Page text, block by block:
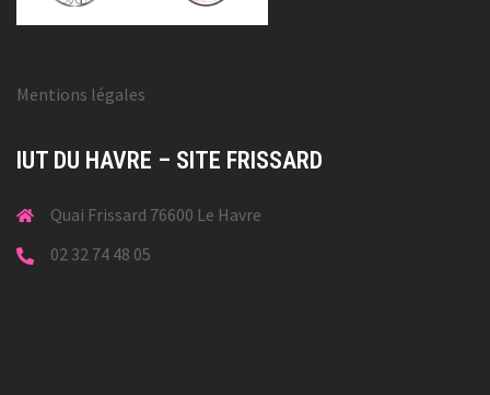
Mentions légales
IUT DU HAVRE – SITE FRISSARD
Quai Frissard 76600 Le Havre
02 32 74 48 05